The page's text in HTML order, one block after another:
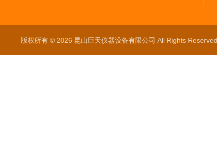
版权所有 © 2026 昆山巨天仪器设备有限公司 All Rights